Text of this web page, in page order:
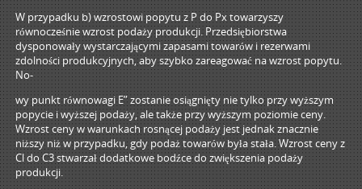
W przypadku b) wzrostowi popytu z P do Px towarzyszy
równocześnie wzrost podaży produkcji. Przedsiębiorstwa
dysponowały wystarczającymi zapasami towarów i rezerwami
zdolności produkcyjnych, aby szybko zareagować na wzrost popytu.
No-
wy punkt równowagi E” zostanie osiągnięty nie tylko przy wyższym
popycie i wyższej podaży, ale także przy wyższym poziomie ceny.
Wzrost ceny w warunkach rosnącej podaży jest jednak znacznie
niższy niż w przypadku, gdy podaż towarów była stała. Wzrost ceny z
Cl do C3 stwarzał dodatkowe bodźce do zwiększenia podaży
produkcji.